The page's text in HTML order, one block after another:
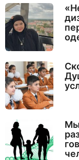
Мы